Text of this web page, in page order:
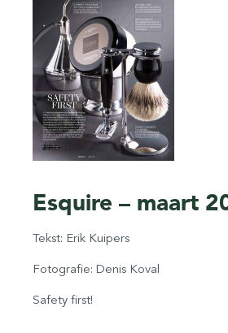
Esquire – maart
Tekst: Erik Kuipers
Fotografie: Denis Koval
Safety first!